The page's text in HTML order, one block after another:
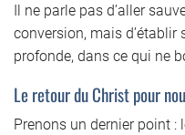
Il ne parle pas d’aller
conversion, mais
profonde, dans ce qui ne
Le retour du Christ pour
Prenons un dernier point :